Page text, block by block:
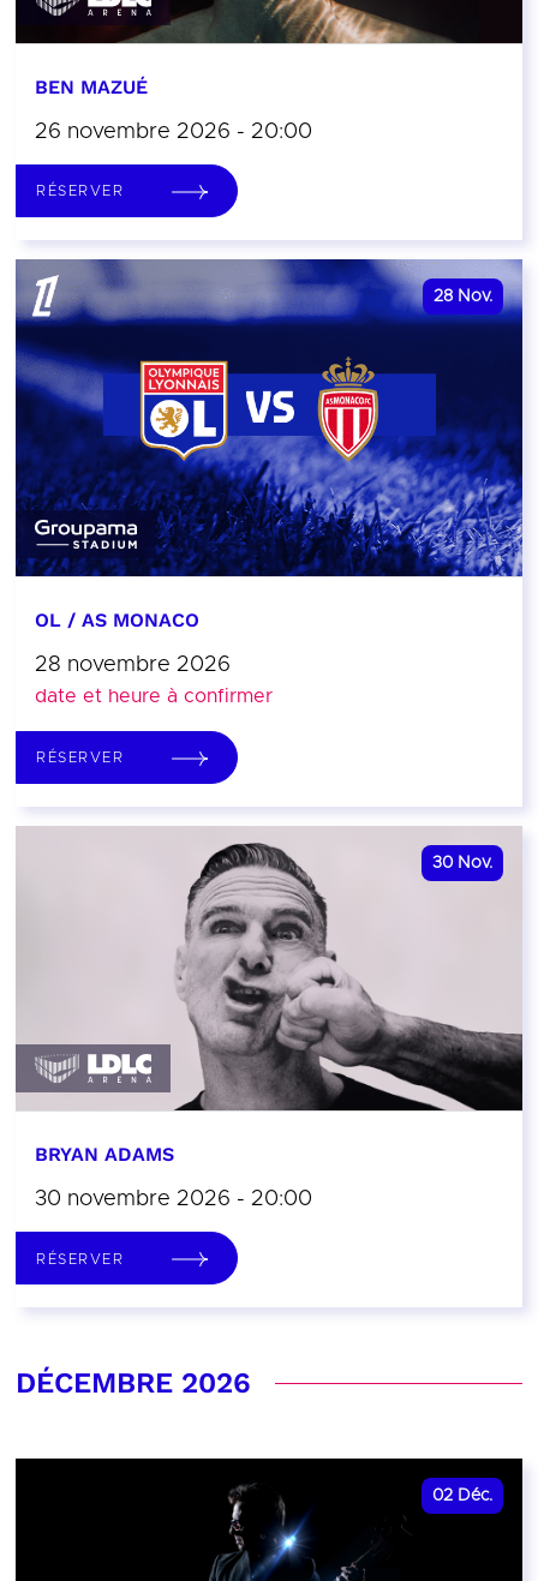
BEN MAZUÉ
26 novembre 2026 - 20:00
RÉSERVER
28 Nov.
OL / AS MONACO
28 novembre 2026
date et heure à confirmer
RÉSERVER
30 Nov.
BRYAN ADAMS
30 novembre 2026 - 20:00
RÉSERVER
DÉCEMBRE 2026
02 Déc.